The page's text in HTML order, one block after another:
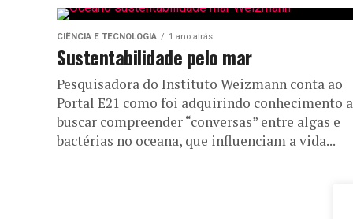
CIÊNCIA E TECNOLOGIA 1 ano atrás
Sustentabilidade pelo mar
Pesquisadora do Instituto Weizmann conta ao
Portal E21 como foi adquirindo conhecimento
buscar compreender “conversas” entre algas e
bactérias no oceana, que influenciam a vida...